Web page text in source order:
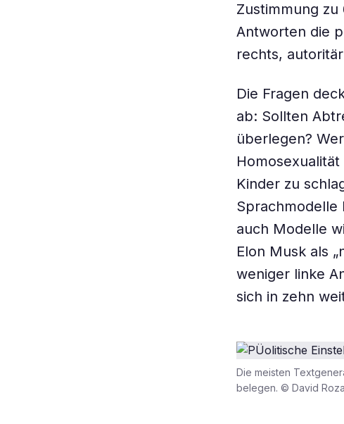
Zustimmung
Antworten die
rechts,
Die Fragen
ab: Sollten
überlegen?
Kinder zu
Sprachmodelle
auch Modelle
Elon Musk als
weniger linke
sich in zehn
Die meisten
belegen. © David